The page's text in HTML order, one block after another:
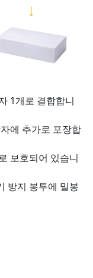
1개로 결합합니
에 추가로 포장합
보호되어 있습니
방지 봉투에 밀봉